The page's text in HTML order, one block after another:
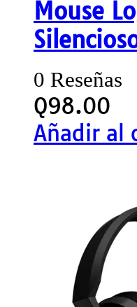
Mouse
0 Reseñas
Q98.00
Añadir al